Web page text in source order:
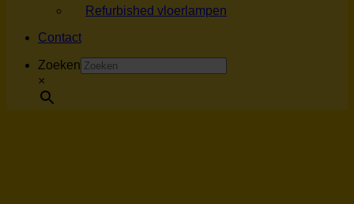
Refurbished vloerlampen
Contact
Zoeken
×